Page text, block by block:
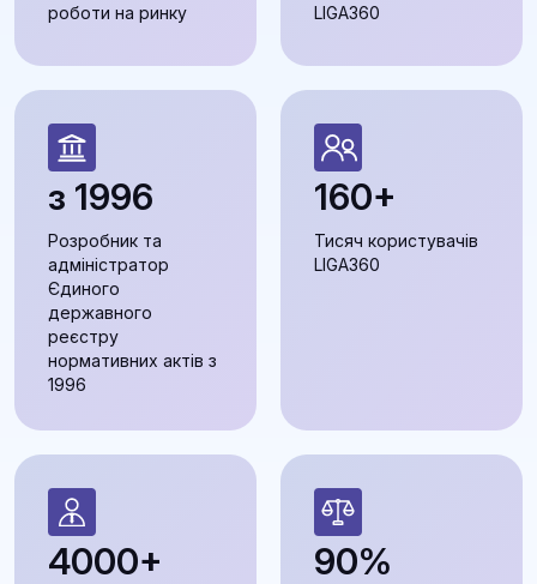
роботи на ринку
LIGA360
з 1996
Розробник та
адміністратор
Єдиного
державного
реєстру
нормативних актів з
1996
160+
Тисяч користувачів
LIGA360
4000+ 90%